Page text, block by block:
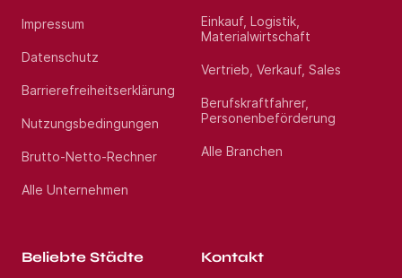
Impressum
Datenschutz
Barrierefreiheitserklärung
Nutzungsbedingungen
Brutto-Netto-Rechner
Alle Unternehmen
Einkauf, Logistik,
Materialwirtschaft
Vertrieb, Verkauf, Sales
Berufskraftfahrer,
Personenbeförderung
Alle Branchen
Beliebte Städte Kontakt